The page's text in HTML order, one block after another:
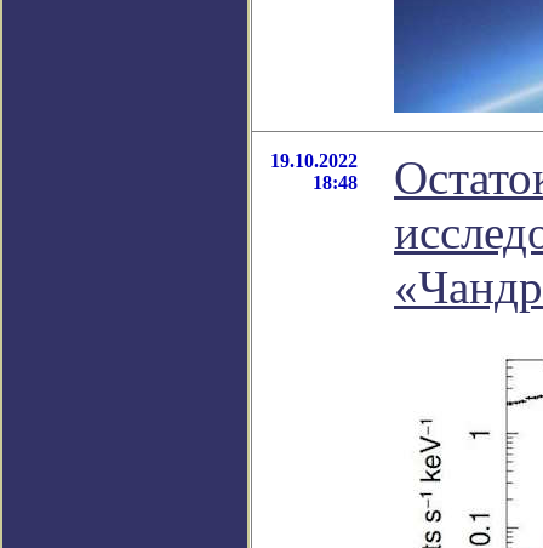
19.10.2022
18:48